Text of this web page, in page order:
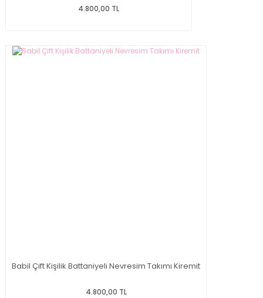
4.800,00 TL
Babil Çift Kişilik Battaniyeli Nevresim Takımı Kiremit
4.800,00 TL